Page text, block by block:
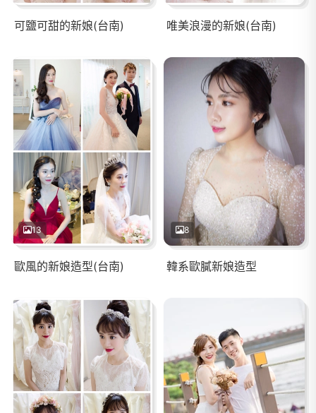
可鹽可甜的新娘(台南) 唯美浪漫的新娘(台南)
13
歐風的新娘造型(台南)
8
韓系歐膩新娘造型